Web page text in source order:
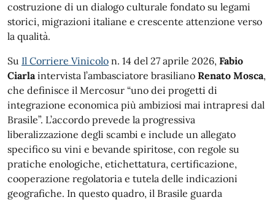
costruzione di un dialogo culturale fondato su legami
storici, migrazioni italiane e crescente attenzione verso
la qualità.
Su Il Corriere Vinicolo n. 14 del 27 aprile 2026, Fabio
Ciarlaintervista l’ambasciatore brasiliano Renato Mosca,
che definisce il Mercosur “uno dei progetti di
integrazione economica più ambiziosi mai intrapresi dal
Brasile”. L’accordo prevede la progressiva
liberalizzazione degli scambi e include un allegato
specifico su vini e bevande spiritose, con regole su
pratiche enologiche, etichettatura, certificazione,
cooperazione regolatoria e tutela delle indicazioni
geografiche. In questo quadro, il Brasile guarda